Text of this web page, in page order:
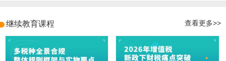
继续教育课程 查看更多>>